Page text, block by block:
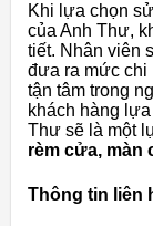
Khi lựa chọn
của Anh Thư,
tiết. Nhân viên
đưa ra mức chi
tận tâm trong
khách hàng
Thư sẽ là một
rèm cửa, màn
Thông tin liên